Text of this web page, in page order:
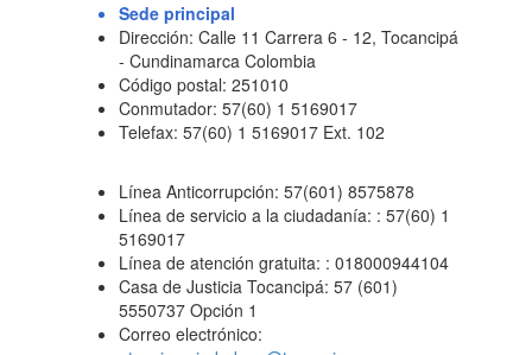
Sede principal
Dirección: Calle 11 Carrera 6 - 12, Tocancipá
- Cundinamarca Colombia
Código postal: 251010
Conmutador: 57(60) 1 5169017
Telefax: 57(60) 1 5169017 Ext. 102
Línea Anticorrupción: 57(601) 8575878
Línea de servicio a la ciudadanía: : 57(60) 1
5169017
Línea de atención gratuita: : 018000944104
Casa de Justicia Tocancipá: 57 (601)
5550737 Opción 1
Correo electrónico: